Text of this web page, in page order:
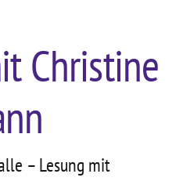
Christine
– Lesung mit